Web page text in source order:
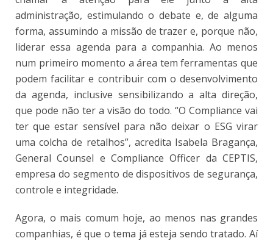
administração, estimulando o debate e, de alguma
forma, assumindo a missão de trazer e, porque não,
liderar essa agenda para a companhia. Ao menos
num primeiro momento a área tem ferramentas que
podem facilitar e contribuir com o desenvolvimento
da agenda, inclusive sensibilizando a alta direção,
que pode não ter a visão do todo. “O Compliance vai
ter que estar sensível para não deixar o ESG virar
uma colcha de retalhos”, acredita Isabela Bragança,
General Counsel e Compliance Officer da CEPTIS,
empresa do segmento de dispositivos de segurança,
controle e integridade.
Agora, o mais comum hoje, ao menos nas grandes
companhias, é que o tema já esteja sendo tratado. Aí